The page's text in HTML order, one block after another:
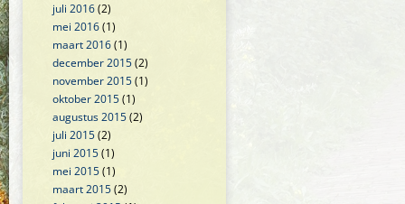
juli 2016(2)
mei 2016(1)
maart 2016(1)
december 2015(2)
november 2015(1)
oktober 2015(1)
augustus 2015(2)
juli 2015(2)
juni 2015(1)
mei 2015(1)
maart 2015(2)